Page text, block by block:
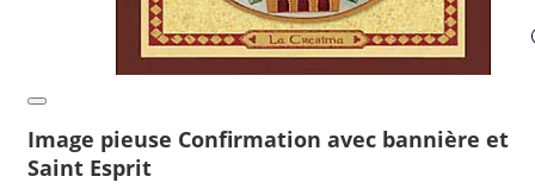
Image pieuse Confirmation avec bannière et
Saint Esprit